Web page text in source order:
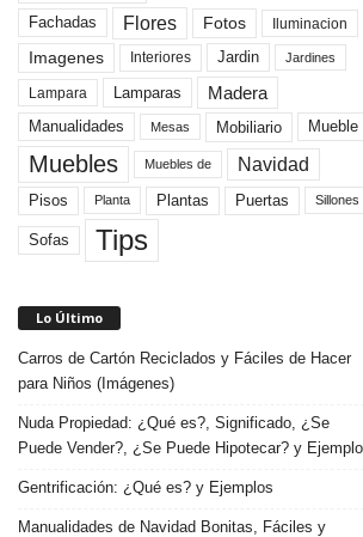
Fachadas Flores Fotos Iluminacion
Imagenes Interiores Jardin Jardines
Lampara Lamparas Madera
Manualidades Mesas Mobiliario Mueble
Muebles Muebles de Navidad
Pisos Planta Plantas Puertas Sillones
Sofas Tips
Lo Último
Carros de Cartón Reciclados y Fáciles de Hacer
para Niños (Imágenes)
Nuda Propiedad: ¿Qué es?, Significado, ¿Se
Puede Vender?, ¿Se Puede Hipotecar? y
Gentrificación: ¿Qué es? y Ejemplos
Manualidades de Navidad Bonitas, Fáciles y